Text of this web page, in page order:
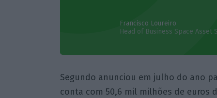
Francisco Loureiro
Head of Business Space Asset
Segundo anunciou em julho do ano
conta com 50,6 mil milhões de euros